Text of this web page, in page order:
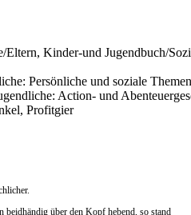
Kinder-und Jugendbuch/
Persönliche und soziale
Action- und
Profitgier
beidhändig über den Kopf hebend, so stand